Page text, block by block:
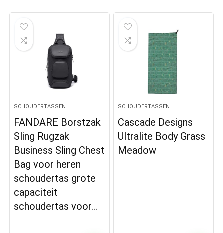
SCHOUDERTASSEN
FANDARE Borstzak
Sling Rugzak
Business Sling Chest
Bag voor heren
schoudertas grote
capaciteit
schoudertas voor…
SCHOUDERTASSEN
Cascade Designs
Ultralite Body Grass
Meadow